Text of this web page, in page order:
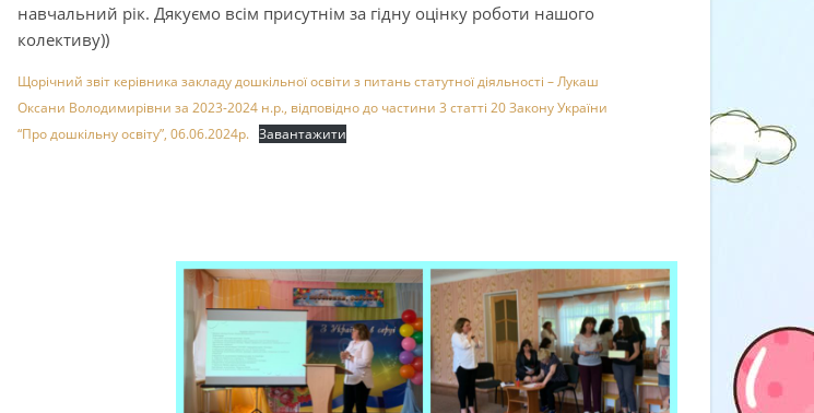
навчальний рік. Дякуємо всім присутнім за гідну оцінку роботи нашого
колективу))
Щорічний звіт керівника закладу дошкільної освіти з питань статутної діяльності – Лукаш
Оксани Володимирівни за 2023-2024 н.р., відповідно до частини 3 статті 20 Закону України
“Про дошкільну освіту”, 06.06.2024р. Завантажити